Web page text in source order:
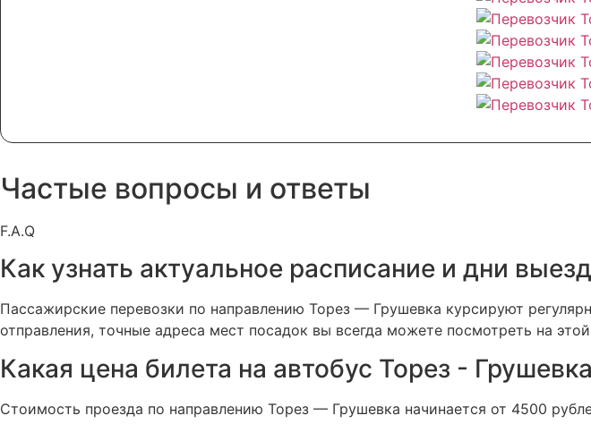
Частые вопросы и ответы
F.A.Q
Как узнать актуальное расписание и дни
Пассажирские перевозки по направлению Торез — Грушевка курсируют
отправления, точные адреса мест посадок вы всегда можете посмотреть на
Какая цена билета на автобус Торез -
Стоимость проезда по направлению Торез — Грушевка начинается от 4500